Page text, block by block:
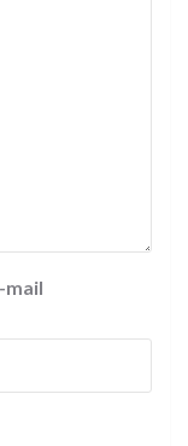
mail